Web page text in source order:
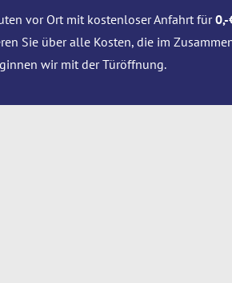
vor Ort mit kostenloser Anfahrt für0,-
Sie über alle Kosten, die im
wir mit der Türöffnung.